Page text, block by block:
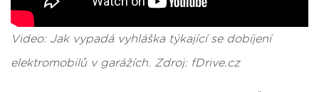
Video: Jak vypadá vyhláška týkající se dobíjení
elektromobilů v garážích. Zdroj: fDrive.cz